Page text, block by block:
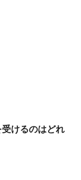
けるのはどれ